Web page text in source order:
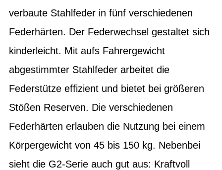
verbaute Stahlfeder in fünf verschiedenen
Federhärten. Der Federwechsel gestaltet sich
kinderleicht. Mit aufs Fahrergewicht
abgestimmter Stahlfeder arbeitet die
Federstütze effizient und bietet bei größeren
Stößen Reserven. Die verschiedenen
Federhärten erlauben die Nutzung bei einem
Körpergewicht von 45 bis 150 kg. Nebenbei
sieht die G2-Serie auch gut aus: Kraftvoll